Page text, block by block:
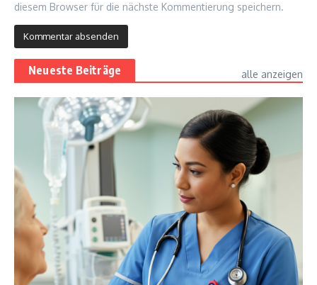
diesem Browser für die nächste Kommentierung speichern.
Neueste Beiträge alle anzeigen